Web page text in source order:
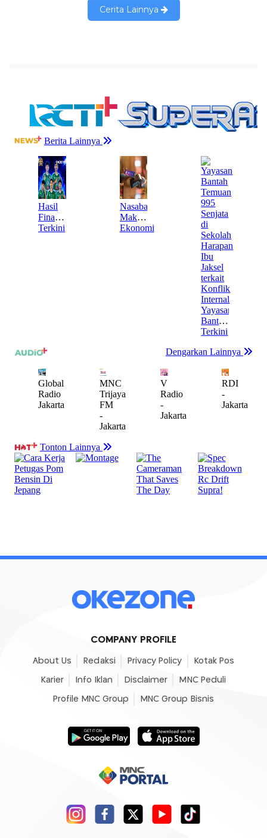
COMPANY PROFILE
About Us Redaksi Privacy Policy Kotak Pos
Karier Info Iklan Disclaimer MNC Peduli
Profile MNC Group MNC Group Bisnis